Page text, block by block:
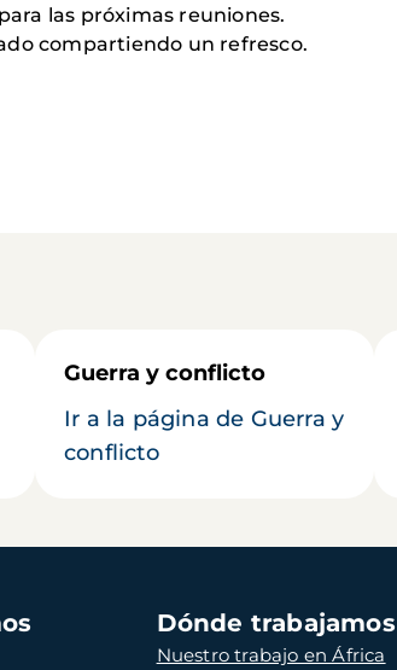
las próximas reuniones.
compartiendo un refresco.
Guerra y conflicto
Ir a la página de Guerra y
conflicto
Dónde trabajamos
Nuestro trabajo en África